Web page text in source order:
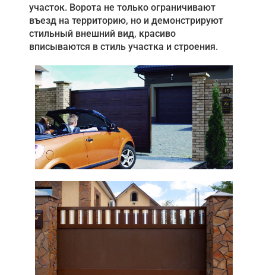
участок. Ворота не только ограничивают
въезд на территорию, но и демонстрируют
стильный внешний вид, красиво
вписываются в стиль участка и строения.